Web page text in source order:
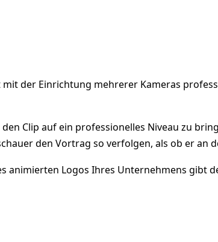
der Einrichtung mehrerer Kameras
den Clip auf ein professionelles Niveau zu
den Vortrag so verfolgen, als ob er an
animierten Logos Ihres Unternehmens gibt